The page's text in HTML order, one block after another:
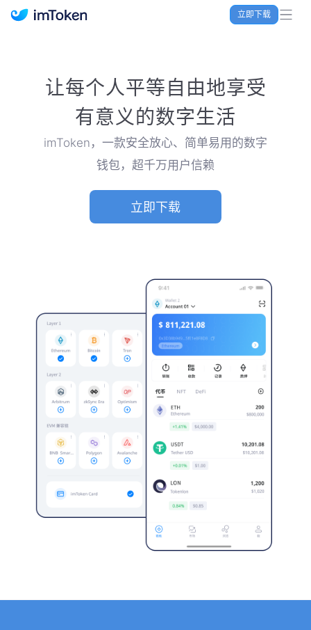
立即下载
imToken 官网｜联合TRX空投大礼包
让每个人平等自由地享受
有意义的数字生活
imToken，一款安全放心、简单易用的数字
钱包，超千万用户信赖
立即下载